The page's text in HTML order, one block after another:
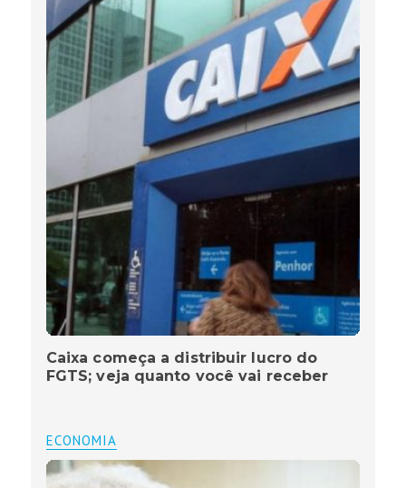
Caixa começa a distribuir lucro do
FGTS; veja quanto você vai receber
ECONOMIA